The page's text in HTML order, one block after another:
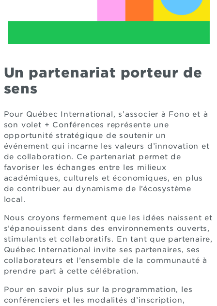
Un partenariat porteur de
sens
Pour Québec International, s’associer à Fono et à
son volet + Conférences représente une
opportunité stratégique de soutenir un
événement qui incarne les valeurs d’innovation et
de collaboration. Ce partenariat permet de
favoriser les échanges entre les milieux
académiques, culturels et économiques, en plus
de contribuer au dynamisme de l’écosystème
local.
Nous croyons fermement que les idées naissent et
s’épanouissent dans des environnements ouverts,
stimulants et collaboratifs. En tant que partenaire,
Québec International invite ses partenaires, ses
collaborateurs et l’ensemble de la communauté à
prendre part à cette célébration.
Pour en savoir plus sur la programmation, les
conférenciers et les modalités d’inscription,